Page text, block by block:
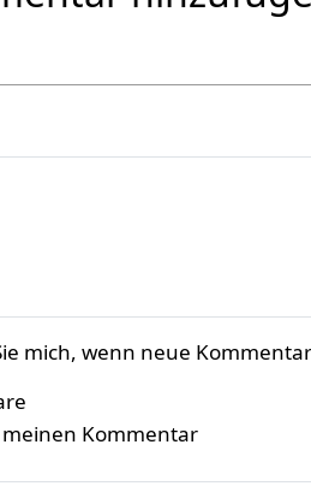
mich, wenn neue
Kommentar